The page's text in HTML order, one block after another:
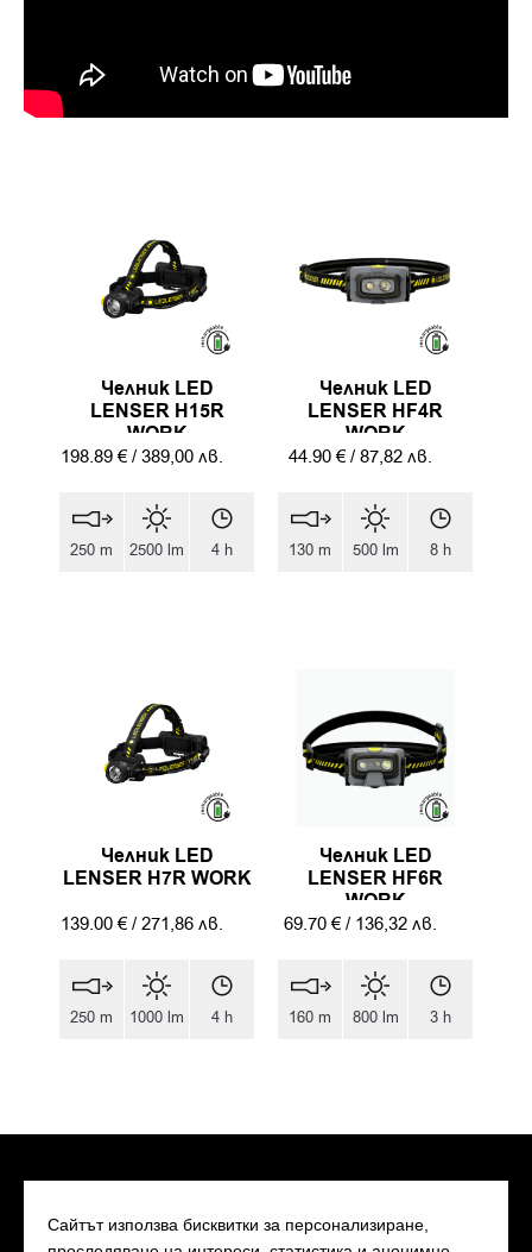
Сайтът използва бисквитки за персонализиране,
Челник LED
LENSER H15R
WORK
198.89 € / 389,00 лв.
2500 lm
250 m 4 h
Челник LED
LENSER HF4R
WORK
44.90 € / 87,82 лв.
500 lm
130 m 8 h
Челник LED
LENSER H7R WORK
139.00 € / 271,86 лв.
1000 lm
250 m 4 h
Челник LED
LENSER HF6R
WORK
69.70 € / 136,32 лв.
800 lm
160 m 3 h